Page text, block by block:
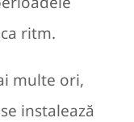
ritm.
multe ori,
instalează